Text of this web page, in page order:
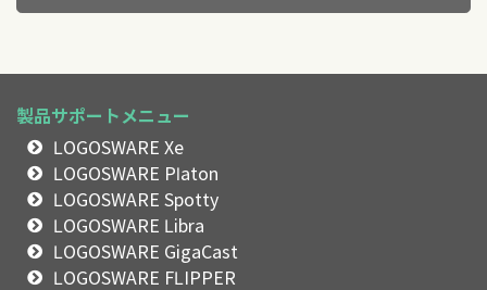
製品サポートメニュー
LOGOSWARE Xe
LOGOSWARE Platon
LOGOSWARE Spotty
LOGOSWARE Libra
LOGOSWARE GigaCast
LOGOSWARE FLIPPER